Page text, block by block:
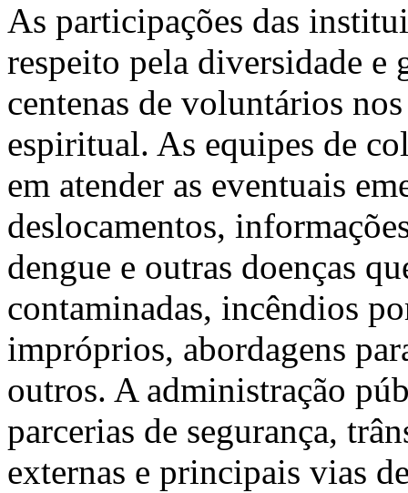
As participações das
respeito pela diversidade e
centenas de voluntários
espiritual. As equipes de
em atender as eventuais
deslocamentos,
dengue e outras doenças
contaminadas, incêndios
impróprios, abordagens
outros. A administração
parcerias de segurança,
externas e principais vias